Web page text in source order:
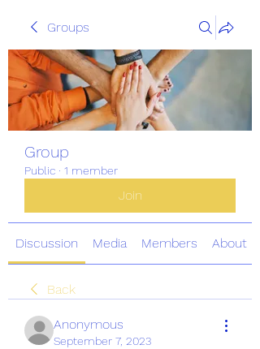
Groups
Group
Public · 1 member
Join
Discussion Media Members About
Back
Anonymous
September 7, 2023